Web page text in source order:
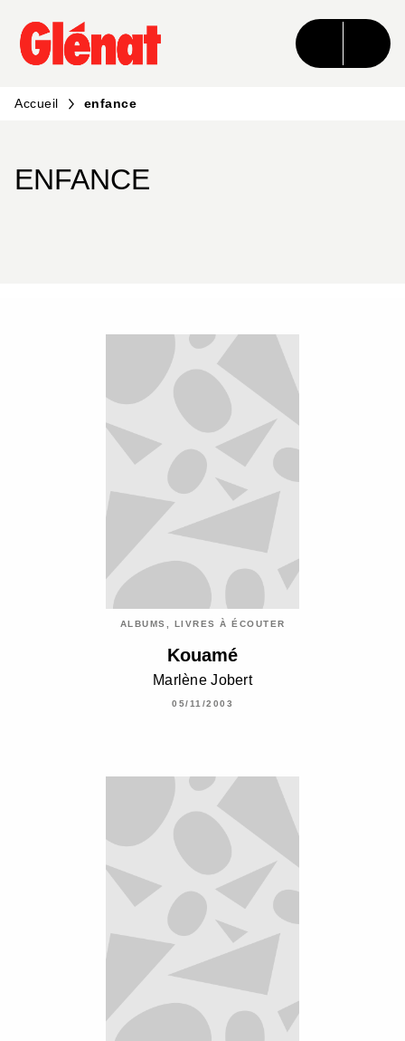
MENU RECHERCHE CONTENU
PIED DE PAGE
Accueil enfance
ENFANCE
ALBUMS, LIVRES À ÉCOUTER
Kouamé
Marlène Jobert
05/11/2003